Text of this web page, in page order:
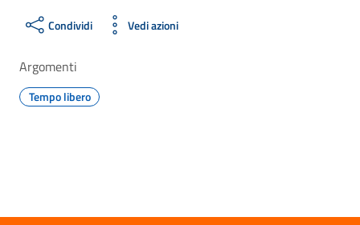
Condividi Vedi azioni
Argomenti
Tempo libero